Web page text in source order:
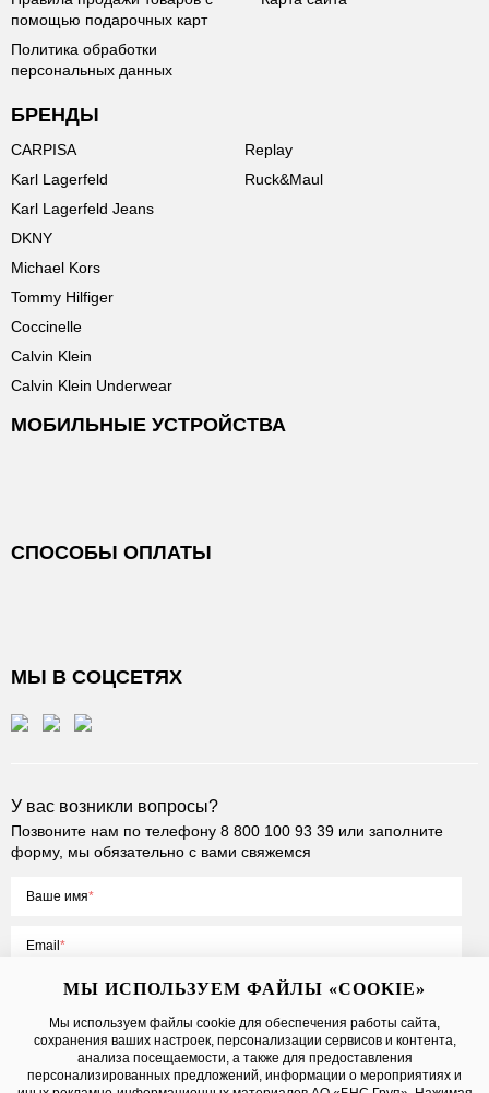
помощью подарочных карт
Политика обработки
персональных данных
БРЕНДЫ
CARPISA
Karl Lagerfeld
Karl Lagerfeld Jeans
DKNY
Michael Kors
Tommy Hilfiger
Coccinelle
Calvin Klein
Calvin Klein Underwear
Replay
Ruck&Maul
МОБИЛЬНЫЕ УСТРОЙСТВА
СПОСОБЫ ОПЛАТЫ
МЫ В СОЦСЕТЯХ
У вас возникли вопросы?
Позвоните нам по телефону 8 800 100 93 39 или заполните
форму, мы обязательно с вами свяжемся
Ваше имя
Email
Нажимая на кнопку «Отправить», вы принимаете условияПубличной
оферты, даетесогласие на обработку персональных данных
МЫ ИСПОЛЬЗУЕМ ФАЙЛЫ «COOKIE»
Мы используем файлы cookie для обеспечения работы сайта,
сохранения ваших настроек, персонализации сервисов и контента,
анализа посещаемости, а также для предоставления
персонализированных предложений, информации о мероприятиях и